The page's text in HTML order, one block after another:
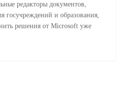
редакторы документов,
госучреждений и образования,
решения от Microsoft уже